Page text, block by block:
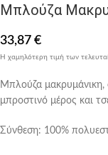
Μπλούζα
33,87 €
Η χαμηλότερη τιμή των
Μπλούζα
μπροστινό μέρος και
Σύνθεση: 100%